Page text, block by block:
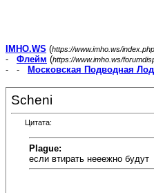
IMHO.WS (https://www.imho.ws/index.php
- Флейм (https://www.imho.ws/
- -
Московская Подводная
Scheni
Цитата:
Plague:
если втирать нееежно будут